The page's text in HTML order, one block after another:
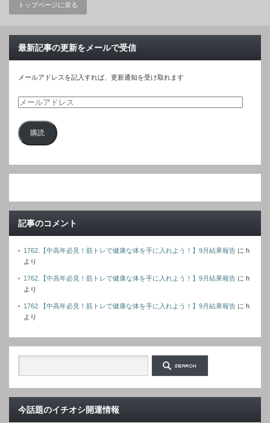
トップページに戻る
最新記事の更新をメールで受信
メールアドレスを記入すれば、更新通知を受け取れます
メ
ル
ド
購読
記事のコメント
1762.【中高年必見！筋トレで健康な体を手に入れよう！】9月結果報告 に h
より
1762.【中高年必見！筋トレで健康な体を手に入れよう！】9月結果報告 に h
より
1762.【中高年必見！筋トレで健康な体を手に入れよう！】9月結果報告 に h
より
今話題のイチオシ開運情報